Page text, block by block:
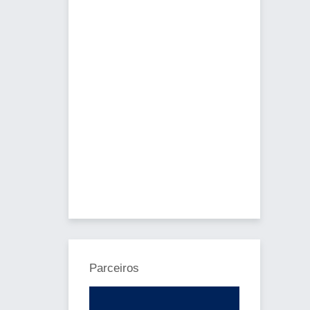
Parceiros